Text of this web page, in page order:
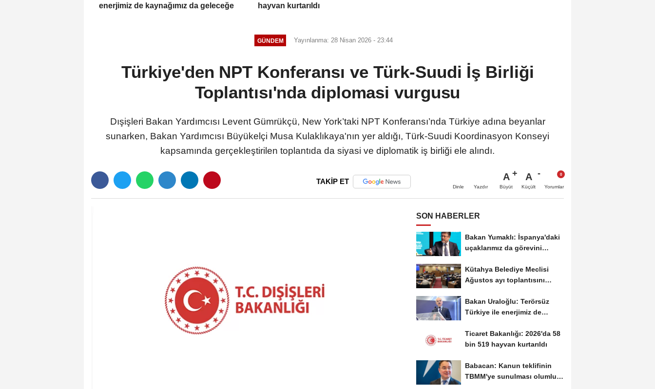
enerjimiz de kaynağımız da geleceğe
hayvan kurtarıldı
GÜNDEM Yayınlanma: 28 Nisan 2026 - 23:44
Türkiye'den NPT Konferansı ve Türk-Suudi İş Birliği
Toplantısı'nda diplomasi vurgusu
Dışişleri Bakan Yardımcısı Levent Gümrükçü, New York’taki NPT Konferansı’nda Türkiye adına beyanlar
sunarken, Bakan Yardımcısı Büyükelçi Musa Kulaklıkaya'nın yer aldığı, Türk-Suudi Koordinasyon Konseyi
kapsamında gerçekleştirilen toplantıda da siyasi ve diplomatik iş birliği ele alındı.
TAKİP ET
Dinle Yazdır
A
Büyüt
A
Küçült Yorumlar
SON HABERLER
Bakan Yumaklı: İspanya'daki
uçaklarımız da görevini
Kütahya Belediye Meclisi
Ağustos ayı toplantısını
Bakan Uraloğlu: Terörsüz
Türkiye ile enerjimiz de
Ticaret Bakanlığı: 2026'da 58
bin 519 hayvan kurtarıldı
Babacan: Kanun teklifinin
TBMM'ye sunulması olumlu